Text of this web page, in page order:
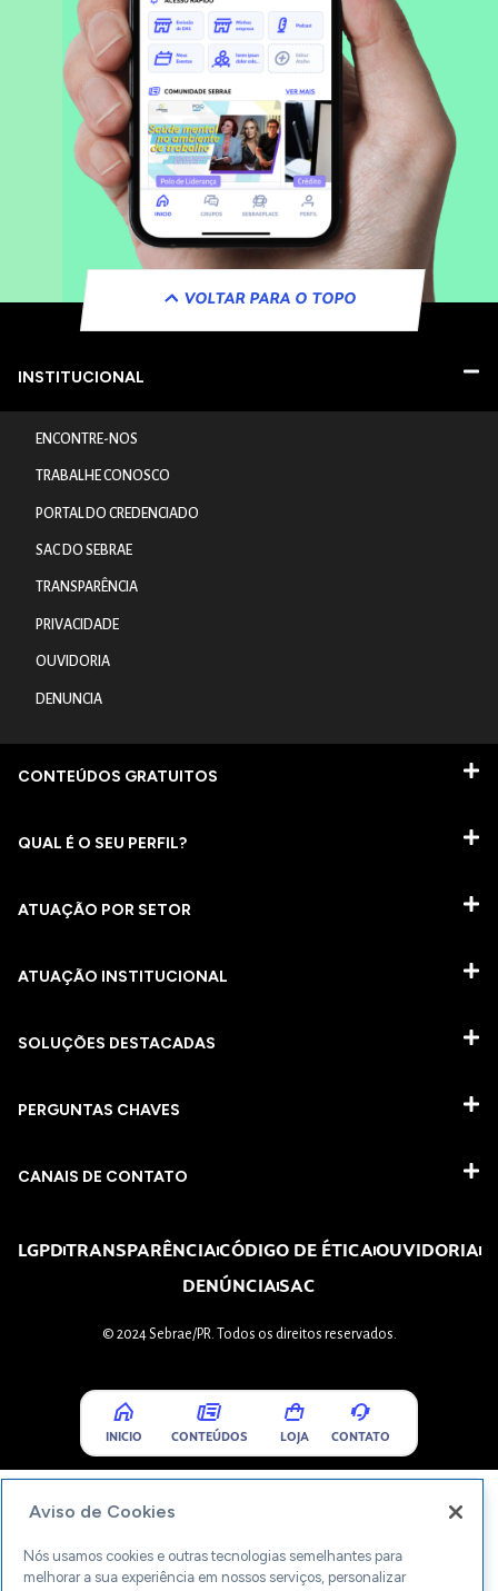
VOLTAR PARA O TOPO
INSTITUCIONAL
ENCONTRE-NOS
TRABALHE CONOSCO
PORTAL DO CREDENCIADO
SAC DO SEBRAE
TRANSPARÊNCIA
PRIVACIDADE
OUVIDORIA
DENUNCIA
CONTEÚDOS GRATUITOS
QUAL É O SEU PERFIL?
ATUAÇÃO POR SETOR
ATUAÇÃO INSTITUCIONAL
SOLUÇÕES DESTACADAS
PERGUNTAS CHAVES​
CANAIS DE CONTATO
LGPDTRANSPARÊNCIACÓDIGO DE ÉTICAOUVIDORIA
DENÚNCIASAC
© 2024 Sebrae/PR. Todos os direitos reservados.
INICIO CONTEÚDOS LOJA CONTATO
Aviso de Cookies
Nós usamos cookies e outras tecnologias semelhantes para
melhorar a sua experiência em nossos serviços, personalizar